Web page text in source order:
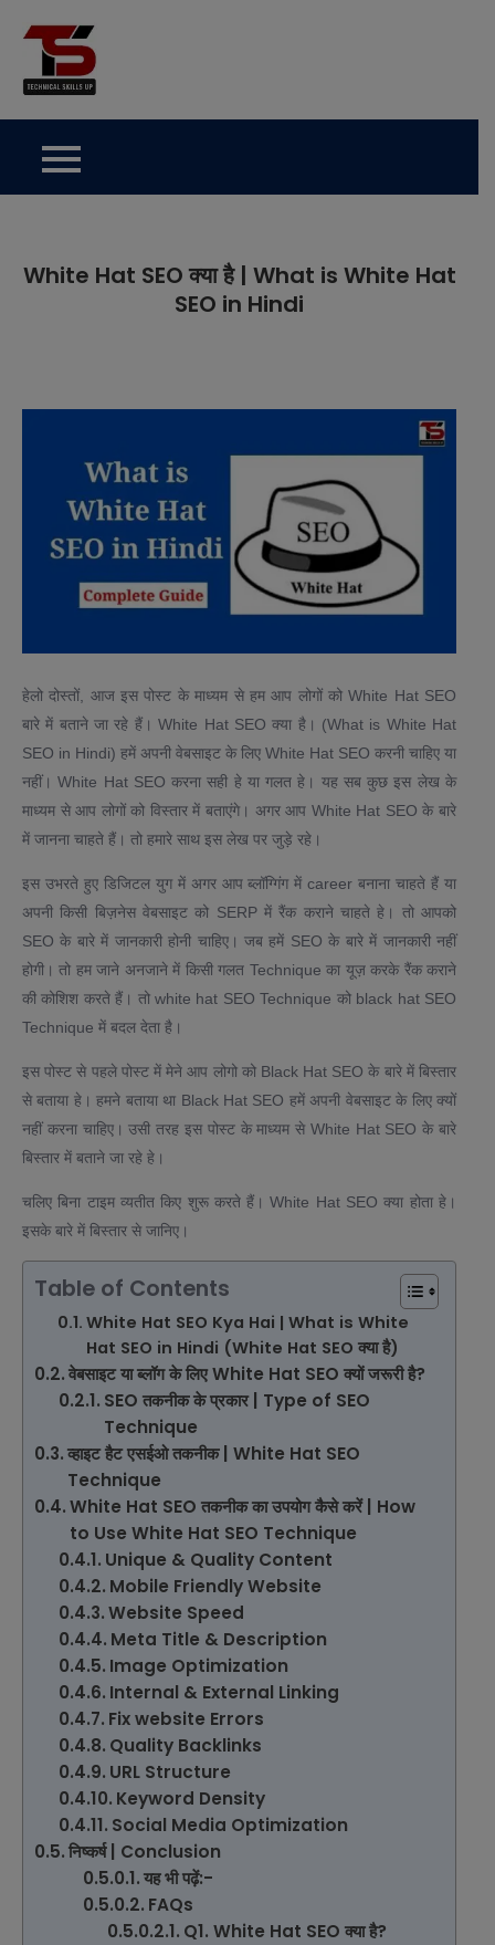
content
White Hat SEO क्या है | What is White Hat
SEO in Hindi
हेलो दोस्तों, आज इस पोस्ट के माध्यम से हम आप लोगों को White Hat SEO
बारे में बताने जा रहे हैं। White Hat SEO क्या है। (What is White Hat
SEO in Hindi) हमें अपनी वेबसाइट के लिए White Hat SEO करनी चाहिए या
नहीं। White Hat SEO करना सही हे या गलत हे। यह सब कुछ इस लेख के
माध्यम से आप लोगों को विस्तार में बताएंगे। अगर आप White Hat SEO के बारे
में जानना चाहते हैं। तो हमारे साथ इस लेख पर जुड़े रहे।
इस उभरते हुए डिजिटल युग में अगर आप ब्लॉग्गिंग में career बनाना चाहते हैं या
अपनी किसी बिज़नेस वेबसाइट को SERP में रैंक कराने चाहते हे। तो आपको
SEO के बारे में जानकारी होनी चाहिए। जब हमें SEO के बारे में जानकारी नहीं
होगी। तो हम जाने अनजाने में किसी गलत Technique का यूज़ करके रैंक कराने
की कोशिश करते हैं। तो white hat SEO Technique को black hat SEO
Technique में बदल देता है।
इस पोस्ट से पहले पोस्ट में मेने आप लोगो को Black Hat SEO के बारे में बिस्तार
से बताया हे। हमने बताया था Black Hat SEO हमें अपनी वेबसाइट के लिए क्यों
नहीं करना चाहिए। उसी तरह इस पोस्ट के माध्यम से White Hat SEO के बारे
बिस्तार में बताने जा रहे हे।
चलिए बिना टाइम व्यतीत किए शुरू करते हैं। White Hat SEO क्या होता हे।
इसके बारे में बिस्तार से जानिए।
Table of Contents
White Hat SEO Kya Hai | What is White
Hat SEO in Hindi (White Hat SEO क्या है)
वेबसाइट या ब्लॉग के लिए White Hat SEO क्यों जरूरी है?
SEO तकनीक के प्रकार | Type of SEO
Technique
व्हाइट हैट एसईओ तकनीक | White Hat SEO
Technique
White Hat SEO तकनीक का उपयोग कैसे करें | How
to Use White Hat SEO Technique
Unique & Quality Content
Mobile Friendly Website
Website Speed
Meta Title & Description
Image Optimization
Internal & External Linking
Fix website Errors
Quality Backlinks
URL Structure
Keyword Density
Social Media Optimization
निष्कर्ष | Conclusion
यह भी पढ़ें:-
FAQs
Q1. White Hat SEO क्या है?